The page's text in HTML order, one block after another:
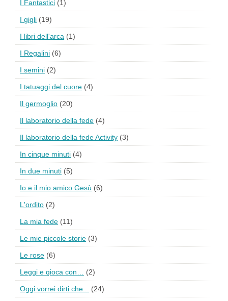
I Fantastici (1)
I gigli (19)
I libri dell'arca (1)
I Regalini (6)
I semini (2)
I tatuaggi del cuore (4)
Il germoglio (20)
Il laboratorio della fede (4)
Il laboratorio della fede Activity (3)
In cinque minuti (4)
In due minuti (5)
Io e il mio amico Gesù (6)
L'ordito (2)
La mia fede (11)
Le mie piccole storie (3)
Le rose (6)
Leggi e gioca con… (2)
Oggi vorrei dirti che... (24)